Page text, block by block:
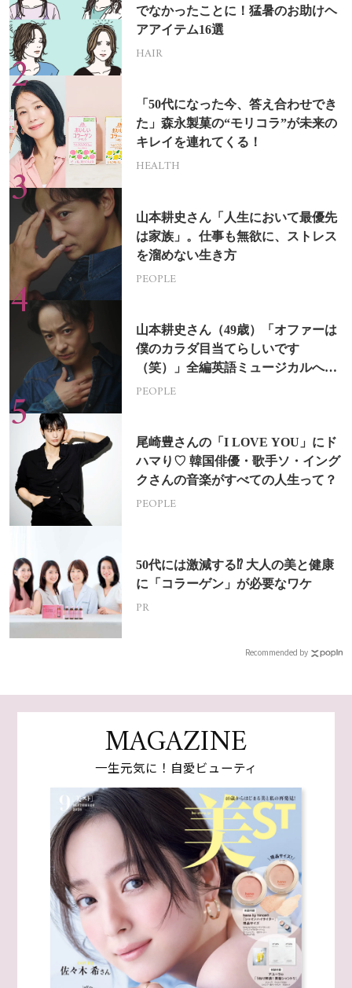
でなかったことに！猛暑のお助けヘ
アアイテム16選
HAIR
「50代になった今、答え合わせでき
た」森永製菓の“モリコラ”が未来の
キレイを連れてくる！
HEALTH
山本耕史さん「人生において最優先
は家族」。仕事も無欲に、ストレス
を溜めない生き方
PEOPLE
山本耕史さん（49歳）「オファーは
僕のカラダ目当てらしいです
（笑）」全編英語ミュージカルへの
挑戦
PEOPLE
尾崎豊さんの「I LOVE YOU」にド
ハマり♡ 韓国俳優・歌手ソ・イング
クさんの音楽がすべての人生って？
PEOPLE
50代には激減する⁉ 大人の美と健康
に「コラーゲン」が必要なワケ
PR
Recommended by
MAGAZINE
一生元気に！自愛ビューティ